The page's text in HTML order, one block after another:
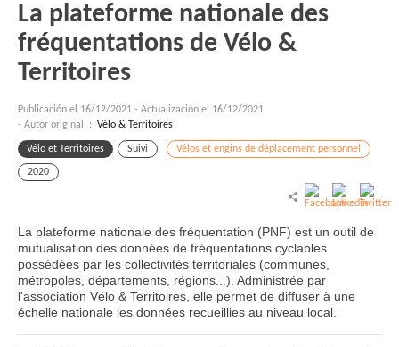
La plateforme nationale des
fréquentations de Vélo &
Territoires
Publicación el 16/12/2021 - Actualización el 16/12/2021
- Autor original : Vélo & Territoires
Vélo et Territoires Suivi Vélos et engins de déplacement personnel
2020
La plateforme nationale des fréquentation (PNF) est un outil de
mutualisation des données de fréquentations cyclables
possédées par les collectivités territoriales (communes,
métropoles, départements, régions...). Administrée par
l'association Vélo & Territoires, elle permet de diffuser à une
échelle nationale les données recueillies au niveau local.